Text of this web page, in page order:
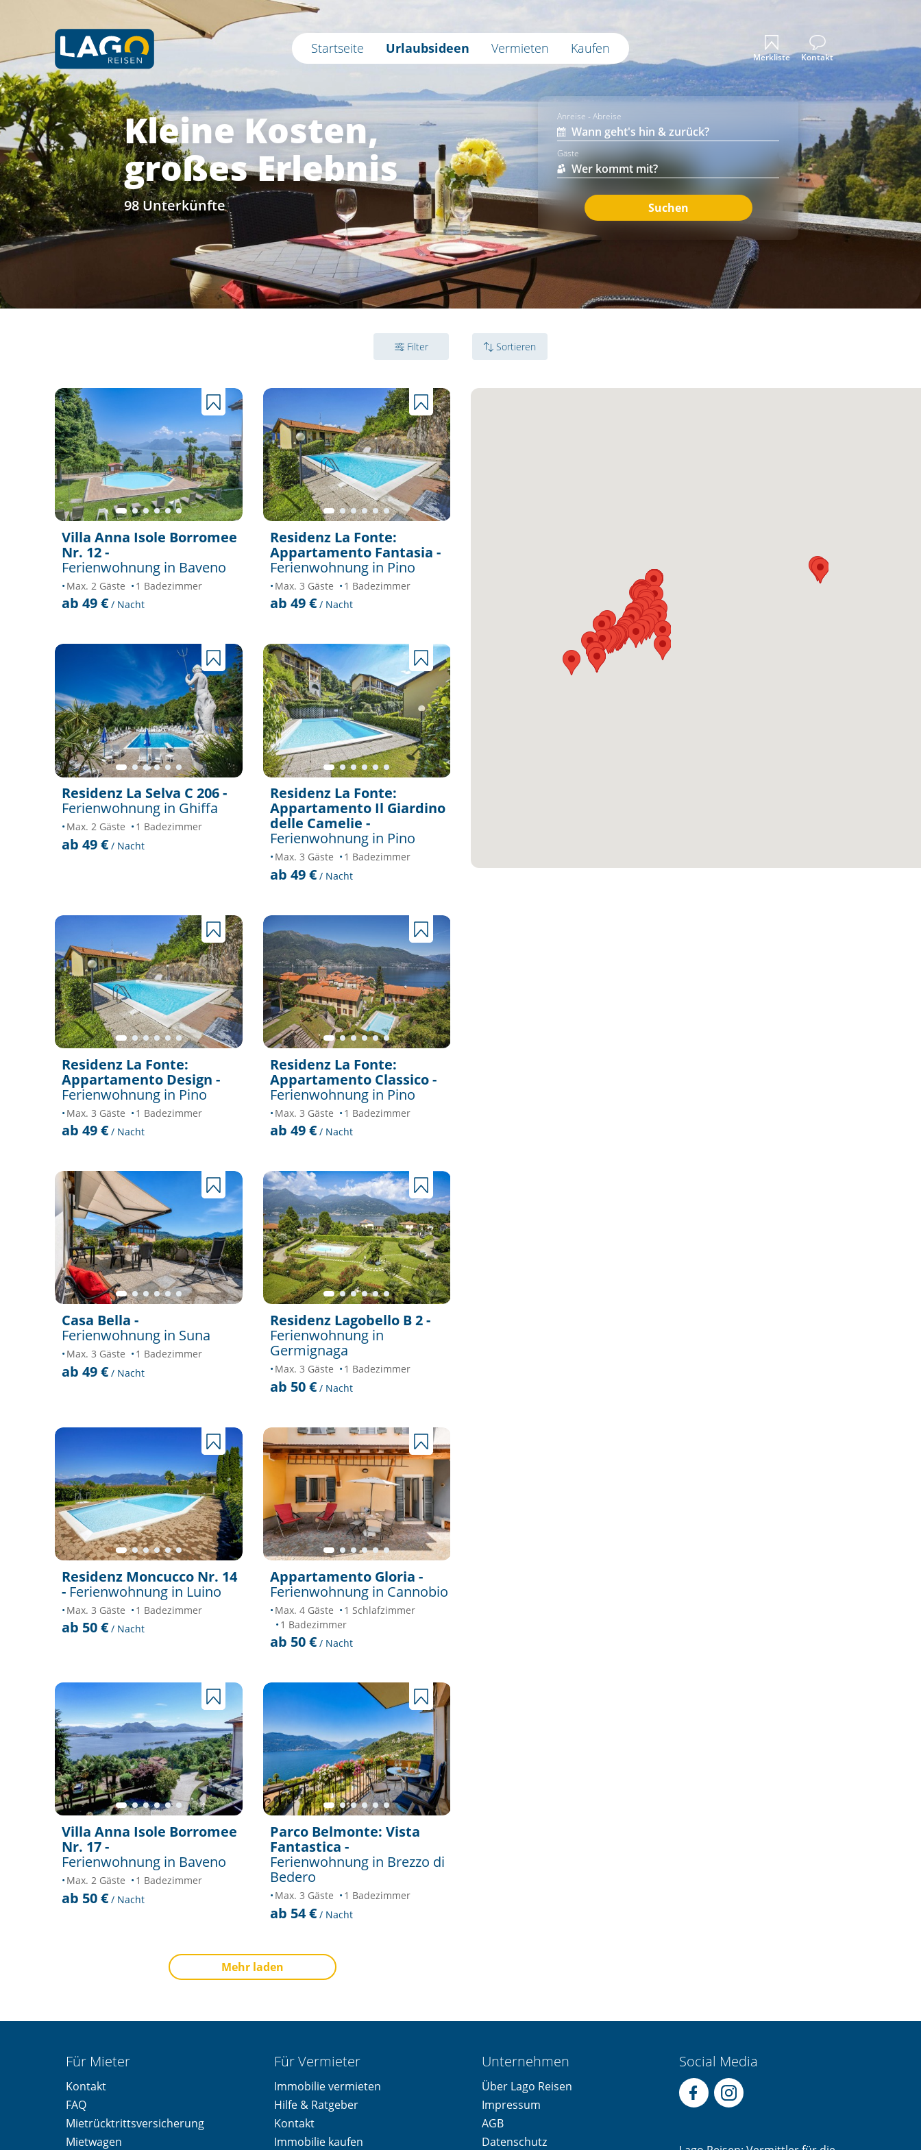
Merkliste Kontakt
Startseite Urlaubsideen Vermieten Kaufen
Kleine Kosten,
großes Erlebnis
98 Unterkünfte
Anreise - Abreise
Gäste
Suchen
Filter Sortieren
Villa Anna Isole Borromee
Nr. 12 -
Ferienwohnung in Baveno
Max. 2 Gäste 1 Badezimmer
ab 49 € / Nacht
Residenz La Fonte:
Appartamento Fantasia -
Ferienwohnung in Pino
Max. 3 Gäste 1 Badezimmer
ab 49 €/ Nacht
Residenz La Selva C 206 -
Ferienwohnung in Ghiffa
Max. 2 Gäste 1 Badezimmer
ab 49 € / Nacht
Residenz La Fonte:
Appartamento Il Giardino
delle Camelie -
Ferienwohnung in Pino
Max. 3 Gäste 1 Badezimmer
ab 49 €/ Nacht
Residenz La Fonte:
Appartamento Design -
Ferienwohnung in Pino
Max. 3 Gäste 1 Badezimmer
ab 49 € / Nacht
Residenz La Fonte:
Appartamento Classico -
Ferienwohnung in Pino
Max. 3 Gäste 1 Badezimmer
ab 49 €/ Nacht
Casa Bella -
Ferienwohnung in Suna
Max. 3 Gäste 1 Badezimmer
ab 49 € / Nacht
Residenz Lagobello B 2 -
Ferienwohnung in
Germignaga
Max. 3 Gäste 1 Badezimmer
ab 50 €/ Nacht
Residenz Moncucco Nr. 14
- Ferienwohnung in Luino
Max. 3 Gäste 1 Badezimmer
ab 50 € / Nacht
Appartamento Gloria -
Ferienwohnung in Cannobio
Max. 4 Gäste
1 Schlafzimmer
1 Badezimmer
ab 50 €/ Nacht
Villa Anna Isole Borromee
Nr. 17 -
Ferienwohnung in Baveno
Max. 2 Gäste 1 Badezimmer
ab 50 € / Nacht
Parco Belmonte: Vista
Fantastica -
Ferienwohnung in Brezzo di
Bedero
Max. 3 Gäste 1 Badezimmer
ab 54 €/ Nacht
Mehr laden
Für Mieter
Kontakt
FAQ
Mietrücktrittsversicherung
Mietwagen
Für Vermieter
Immobilie vermieten
Hilfe & Ratgeber
Kontakt
Immobilie kaufen
Unternehmen
Über Lago Reisen
Impressum
AGB
Datenschutz
Social Media